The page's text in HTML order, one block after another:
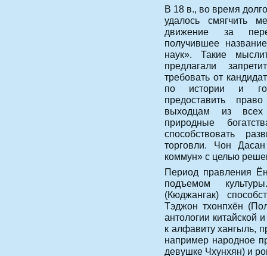
В 18 в., во время
удалось смягчить
движение за
получившее
наук». Такие
предлагали
требовать от
по истории и
предоставить
выходцам из всех
природные
способствовать
торговли. Чон
коммун» с целью
Период правления
подъемом
(Кюджангак)
Тэджон тхонпхён
антологии китайской
к алфавиту хангыль,
например народное
девушке Чхунхян) и